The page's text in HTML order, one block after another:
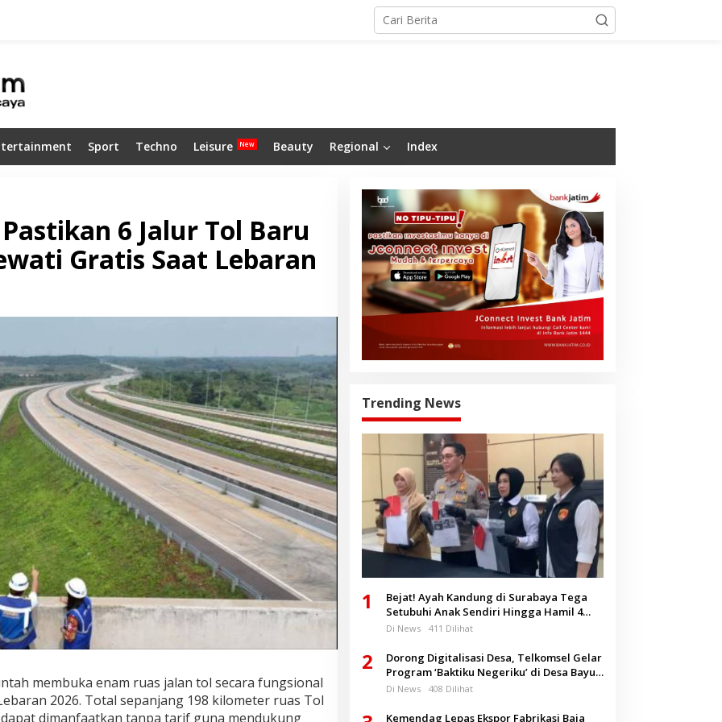
Sport Techno Leisure Beauty Regional Index
6 Jalur Tol Baru
Gratis Saat Lebaran
membuka enam ruas jalan tol secara fungsional
2026. Total sepanjang 198 kilometer ruas Tol
dimanfaatkan tanpa tarif guna mendukung
Trending News
1
Bejat! Ayah Kandung di Surabaya Tega
Setubuhi Anak Sendiri Hingga Hamil 4
Bulan
Di News 411 Dilihat
2
Dorong Digitalisasi Desa, Telkomsel Gelar
Program ‘Baktiku Negeriku’ di Desa Bayu
Banyuwangi
Di News 408 Dilihat
Kemendag Lepas Ekspor Fabrikasi Baja